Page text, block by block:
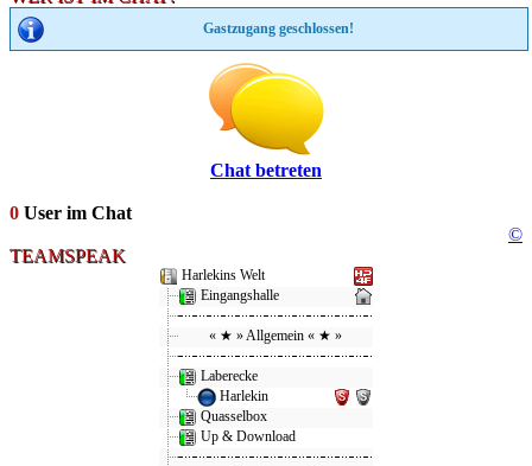
Gastzugang geschlossen!
Chat betreten
0 User im Chat
©
TEAMSPEAK
Harlekins Welt
Eingangshalle
« ★ » Allgemein « ★ »
Laberecke
Harlekin
Quasselbox
Up & Download